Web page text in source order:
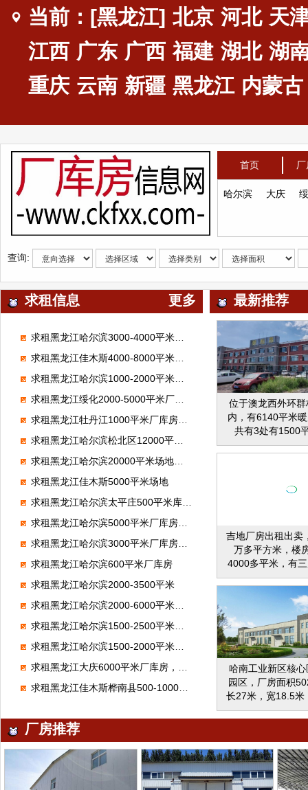
当前：[黑龙江] 北京 河北 天
江西 广东 广西 福建 湖北 湖
重庆 云南 新疆 黑龙江 内蒙古
首页
哈尔滨 大庆
查询:
求租信息 更多
求租黑龙江哈尔滨3000-4000平米厂库房，做保温材料
求租黑龙江佳木斯4000-8000平米厂库房，做保温材料
求租黑龙江哈尔滨1000-2000平米厂库房
求租黑龙江绥化2000-5000平米厂库房，做旧物市场
求租黑龙江牡丹江1000平米厂库房，做广告牌
求租黑龙江哈尔滨松北区12000平米场地，做驾校
求租黑龙江哈尔滨20000平米场地，存放机械
求租黑龙江佳木斯5000平米场地
求租黑龙江哈尔滨太平庄500平米库房，存放瓜子
求租黑龙江哈尔滨5000平米厂库房，做玻璃加工厂
求租黑龙江哈尔滨3000平米厂库房，做二手车
求租黑龙江哈尔滨600平米厂库房
求租黑龙江哈尔滨2000-3500平米
求租黑龙江哈尔滨2000-6000平米厂库房
求租黑龙江哈尔滨1500-2500平米厂库房，生产杂粮
求租黑龙江哈尔滨1500-2000平米厂房
求租黑龙江大庆6000平米厂库房，做注塑，
求租黑龙江佳木斯桦南县500-1000平米厂库房，做门窗
最新推荐
位于澳龙西外环
内，有6140平米
共有3处有1500
4100平的还有
格面议
吉地厂房出租出卖
万多平方米，楼
4000多平米，有
坯），72个房间
1000平，二个大
开办米业加工厂
厂，水厂等，一
构平房，可用于
等，位置，黑龙
市泰来县和
哈南工业新区核
园区，厂房面积
长27米，宽18.5米
有20吨吊车板梁
厂房推荐